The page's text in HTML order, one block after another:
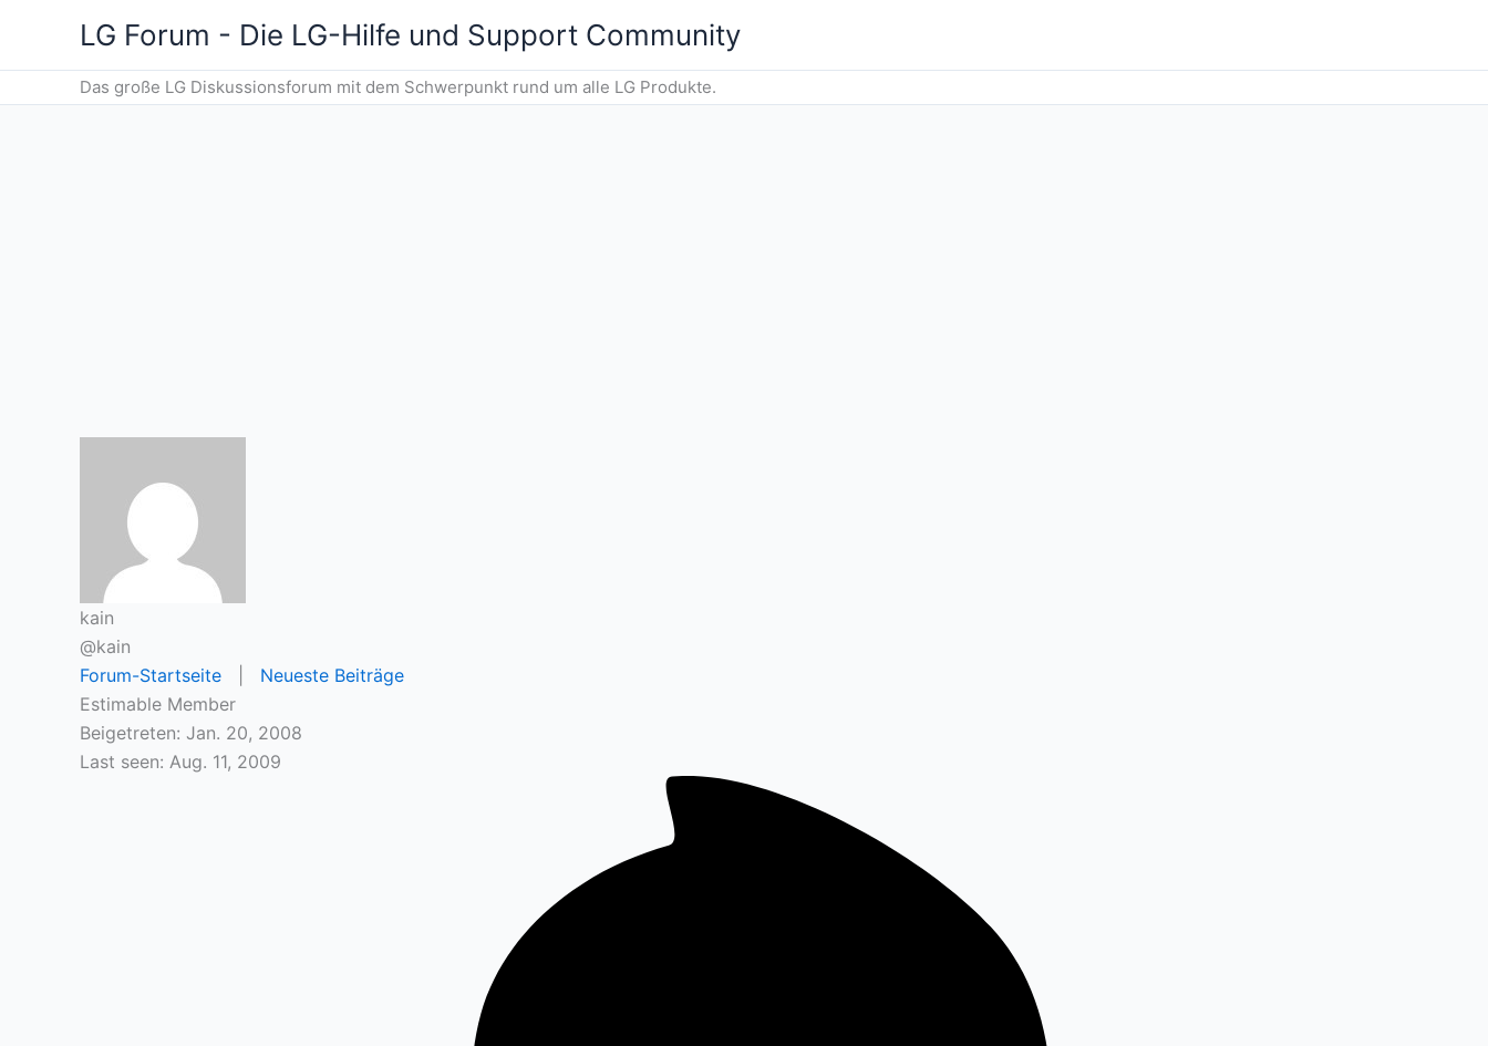
springen
LG Forum - Die LG-Hilfe und Support Community
Das große LG Diskussionsforum mit dem Schwerpunkt rund um alle LG Produkte.
kain
@kain
Forum-Startseite
Neueste Beiträge
Estimable Member
Beigetreten: Jan. 20, 2008
Last seen: Aug. 11, 2009